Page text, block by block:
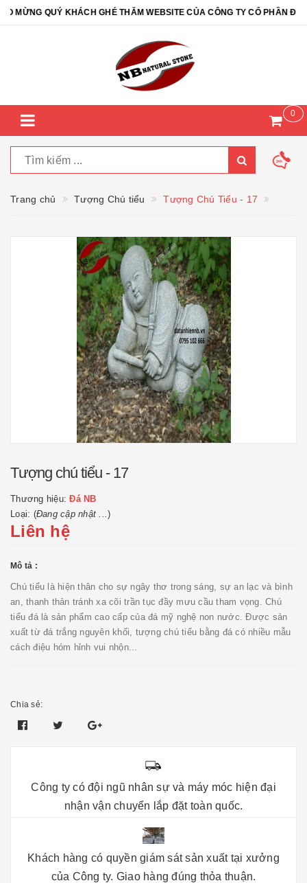
QUÝ KHÁCH GHÉ THĂM WEBSITE CỦA CÔNG TY CỔ PHẦN ĐÁ
0
Trang chủ Tượng Chú tiểu Tượng Chú Tiểu - 17
Tượng chú tiểu - 17
Thương hiệu:Đá NB
Loại: (Đang cập nhật ...)
Liên hệ
Mô tả :
Chú tiểu là hiện thân cho sự ngây thơ trong sáng, sự an lạc và bình
an, thanh thản tránh xa cõi trần tục đầy mưu cầu tham vọng. Chú
tiểu đá là sản phẩm cao cấp của đá mỹ nghệ non nước. Được sản
xuất từ đá trắng nguyên khối, tượng chú tiểu bằng đá có nhiều mẫu
cách điệu hóm hỉnh vui nhộn...
Chia sẻ:
Công ty có đội ngũ nhân sự và máy móc hiện đại
nhận vận chuyển lắp đặt toàn quốc.
Khách hàng có quyền giám sát sản xuất tại xưởng
của Công ty. Giao hàng đúng thỏa thuận.